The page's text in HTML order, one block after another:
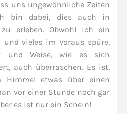
uns ungewöhnliche Zeiten
bin dabei, dies auch in
erleben. Obwohl ich ein
und vieles im Voraus spüre,
Weise, wie es sich
auch überraschen. Es ist,
Himmel etwas über einen
vor einer Stunde noch gar
es ist nur ein Schein!